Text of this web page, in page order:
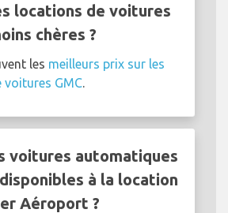
locations de voitures
chères ?
les meilleurs prix sur les
voitures GMC
voitures automatiques
à la location
Aéroport ?